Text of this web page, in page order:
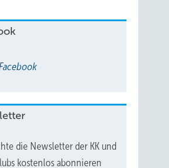
die Newsletter der KK und
kostenlos abonnieren